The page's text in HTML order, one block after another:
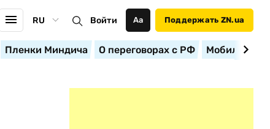
RU Войти Аа Поддержать ZN.ua
Пленки Миндича О переговорах с РФ